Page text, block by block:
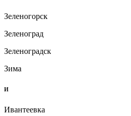
Зеленогорск
Зеленоград
Зеленоградск
Зима
И
Ивантеевка